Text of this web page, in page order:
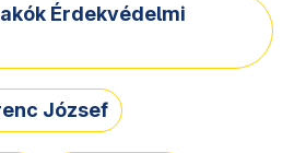
Érdekvédelmi
József